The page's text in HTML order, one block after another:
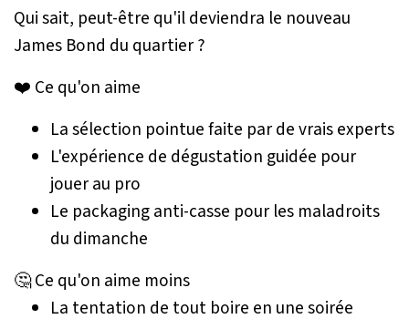
Qui sait, peut-être qu'il deviendra le nouveau
James Bond du quartier ?
❤️ Ce qu'on aime
La sélection pointue faite par de vrais experts
L'expérience de dégustation guidée pour
jouer au pro
Le packaging anti-casse pour les maladroits
du dimanche
🤔 Ce qu'on aime moins
La tentation de tout boire en une soirée